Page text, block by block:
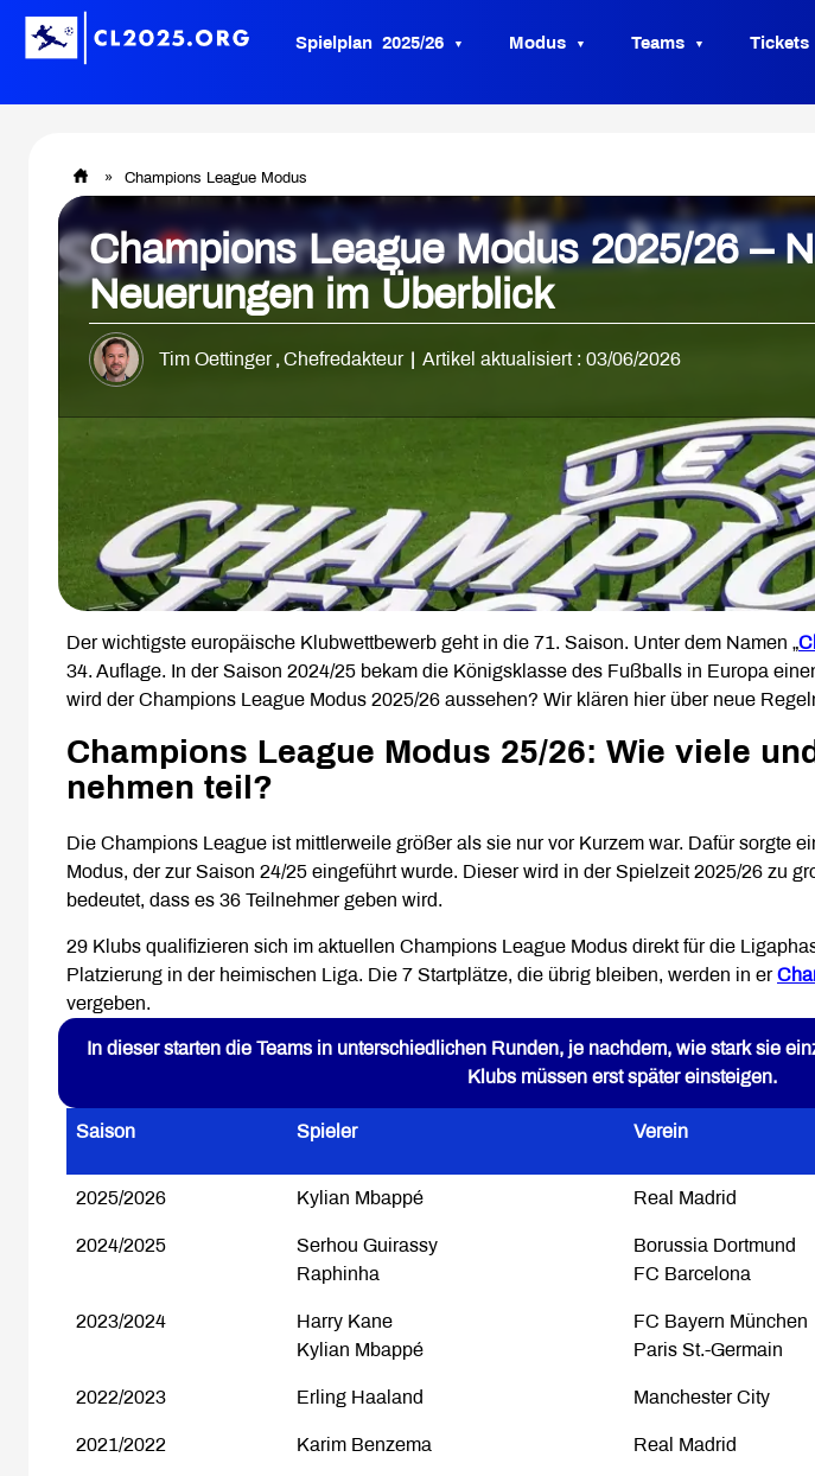
Spielplan 2025/26 Modus Teams Tickets
» Champions League Modus
Champions League Modus 2025/26 –
Neuerungen im Überblick
Tim Oettinger , Chefredakteur Artikel aktualisiert : 03/06/2026
Der wichtigste europäische Klubwettbewerb geht in die 71. Saison. Unter dem Namen „
34. Auflage. In der Saison 2024/25 bekam die Königsklasse des Fußballs in Europa
wird der Champions League Modus 2025/26 aussehen? Wir klären hier über neue
Champions League Modus 25/26: Wie viele
nehmen teil?
Die Champions League ist mittlerweile größer als sie nur vor Kurzem war. Dafür sorgte
Modus, der zur Saison 24/25 eingeführt wurde. Dieser wird in der Spielzeit 2025/26 zu
bedeutet, dass es 36 Teilnehmer geben wird.
29 Klubs qualifizieren sich im aktuellen Champions League Modus direkt für die
Platzierung in der heimischen Liga. Die 7 Startplätze, die übrig bleiben, werden in er
vergeben.
In dieser starten die Teams in unterschiedlichen Runden, je nachdem, wie stark sie
Klubs müssen erst später einsteigen.
Saison Spieler Verein
2025/2026 Kylian Mbappé Real Madrid
2024/2025
Serhou Guirassy
Raphinha
Borussia Dortmund
FC Barcelona
2023/2024
Harry Kane
Kylian Mbappé
FC Bayern München
Paris St.-Germain
2022/2023 Erling Haaland Manchester City
2021/2022 Karim Benzema Real Madrid